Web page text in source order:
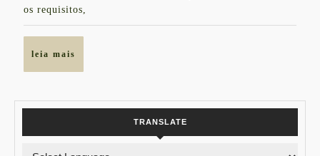
os requisitos,
leia mais
TRANSLATE